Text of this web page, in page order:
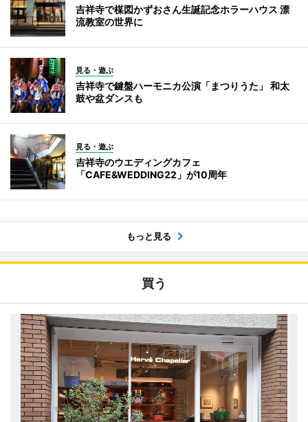
吉祥寺で楳図かずおさん生誕記念ホラーハウス 漂
流教室の世界に
見る・遊ぶ
吉祥寺で鍵盤ハーモニカ公演「まつりうた」 和太
鼓や盆ダンスも
見る・遊ぶ
吉祥寺のウエディングカフェ
「CAFE&WEDDING22」が10周年
もっと見る
買う